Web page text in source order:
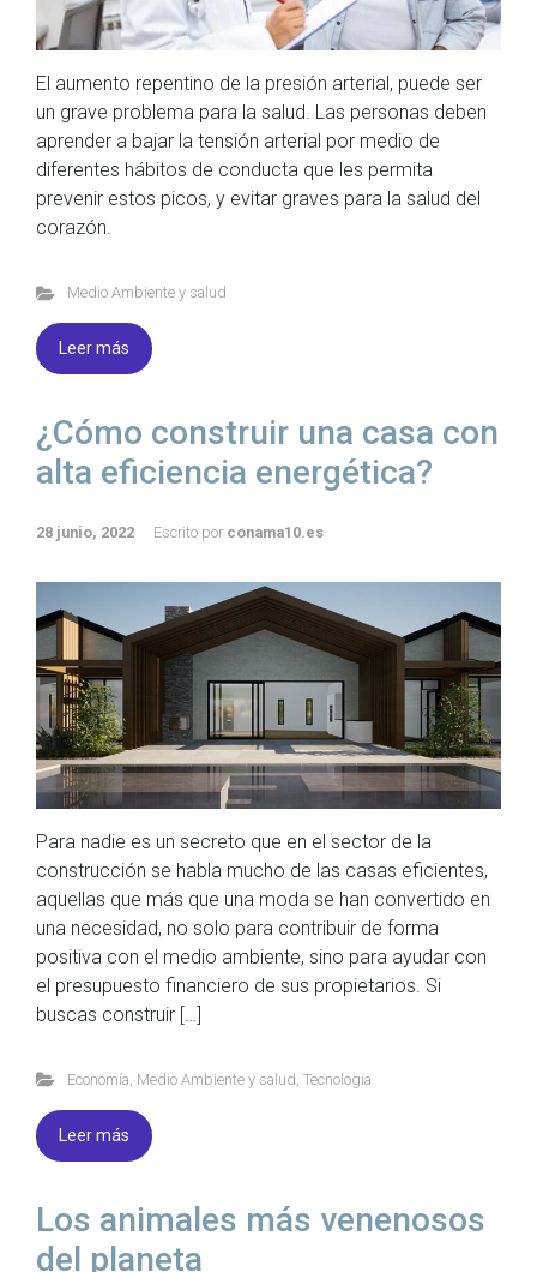
El aumento repentino de la presión arterial, puede ser
un grave problema para la salud. Las personas deben
aprender a bajar la tensión arterial por medio de
diferentes hábitos de conducta que les permita
prevenir estos picos, y evitar graves para la salud del
corazón.
Medio Ambiente y salud
Leer más
¿Cómo construir una casa con
alta eficiencia energética?
28 junio, 2022 Escrito por conama10.es
Para nadie es un secreto que en el sector de la
construcción se habla mucho de las casas eficientes,
aquellas que más que una moda se han convertido en
una necesidad, no solo para contribuir de forma
positiva con el medio ambiente, sino para ayudar con
el presupuesto financiero de sus propietarios. Si
buscas construir […]
Economía Medio Ambiente y salud Tecnologia
Leer más
Los animales más venenosos
del planeta